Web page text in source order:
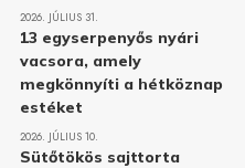
2026. JÚLIUS 31.
13 egyserpenyős nyári
vacsora, amely
megkönnyíti a hétköznap
estéket
2026. JÚLIUS 10.
Sütőtökös sajttorta